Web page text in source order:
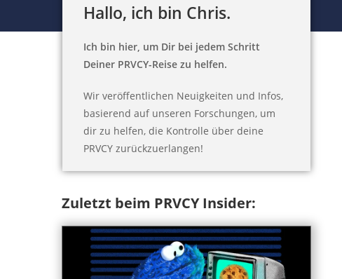
Hallo, ich bin Chris.
Ich bin hier, um Dir bei jedem Schritt
Deiner PRVCY-Reise zu helfen.
Wir veröffentlichen Neuigkeiten und Infos,
basierend auf unseren Forschungen, um
dir zu helfen, die Kontrolle über deine
PRVCY zurückzuerlangen!
Zuletzt beim PRVCY Insider: